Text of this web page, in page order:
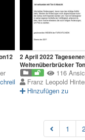
2 April 2022
Weltenüberbrücker
116
Franz Leopold
Hinzufügen zu
1 2